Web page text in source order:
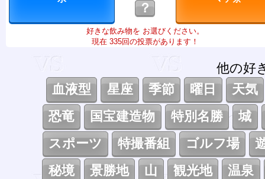
？
好きな飲み物を お選びください。
現在 335回の投票があります！
他の好
血液型
星座 季節 曜日
天気
恐竜
国宝建造物 特別名勝
城
スポーツ
特撮番組 ゴルフ場
秘境
景勝地 山 観光地
温泉